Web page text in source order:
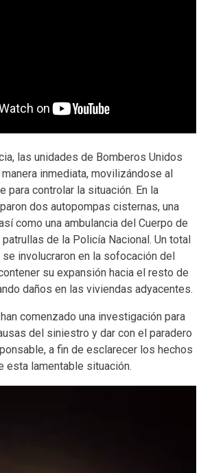
las unidades de Bomberos Unidos
inmediata, movilizándose al
para controlar la situación. En la
dos autopompas cisternas, una
como una ambulancia del Cuerpo de
de la Policía Nacional. Un total
involucraron en la sofocación del
su expansión hacia el resto de
daños en las viviendas adyacentes.
comenzado una investigación para
del siniestro y dar con el paradero
a fin de esclarecer los hechos
esta lamentable situación.